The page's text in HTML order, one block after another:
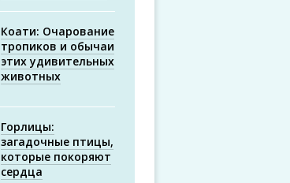
Коати: Очарование
тропиков и обычаи
этих удивительных
животных
Горлицы:
загадочные птицы,
которые покоряют
сердца